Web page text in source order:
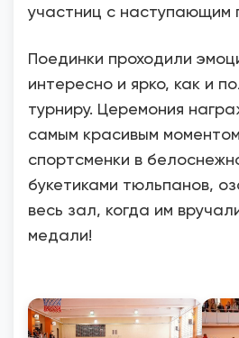
участниц с наступающим
Поединки проходили
интересно и ярко, как и
турниру. Церемония
самым красивым
спортсменки в
букетиками тюльпанов,
весь зал, когда им
медали!